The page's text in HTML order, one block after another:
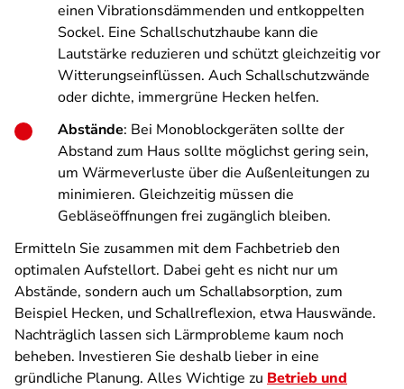
einen Vibrationsdämmenden und entkoppelten
Sockel. Eine Schallschutzhaube kann die
Lautstärke reduzieren und schützt gleichzeitig vor
Witterungseinflüssen. Auch Schallschutzwände
oder dichte, immergrüne Hecken helfen.
Abstände: Bei Monoblockgeräten sollte der
Abstand zum Haus sollte möglichst gering sein,
um Wärmeverluste über die Außenleitungen zu
minimieren. Gleichzeitig müssen die
Gebläseöffnungen frei zugänglich bleiben.
Ermitteln Sie zusammen mit dem Fachbetrieb den
optimalen Aufstellort. Dabei geht es nicht nur um
Abstände, sondern auch um Schallabsorption, zum
Beispiel Hecken, und Schallreflexion, etwa Hauswände.
Nachträglich lassen sich Lärmprobleme kaum noch
beheben. Investieren Sie deshalb lieber in eine
gründliche Planung. Alles Wichtige zu Betrieb und